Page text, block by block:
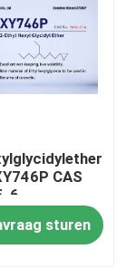
CAS
6
sturen